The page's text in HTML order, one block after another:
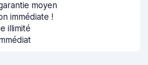
moyen
immédiate !
illimité